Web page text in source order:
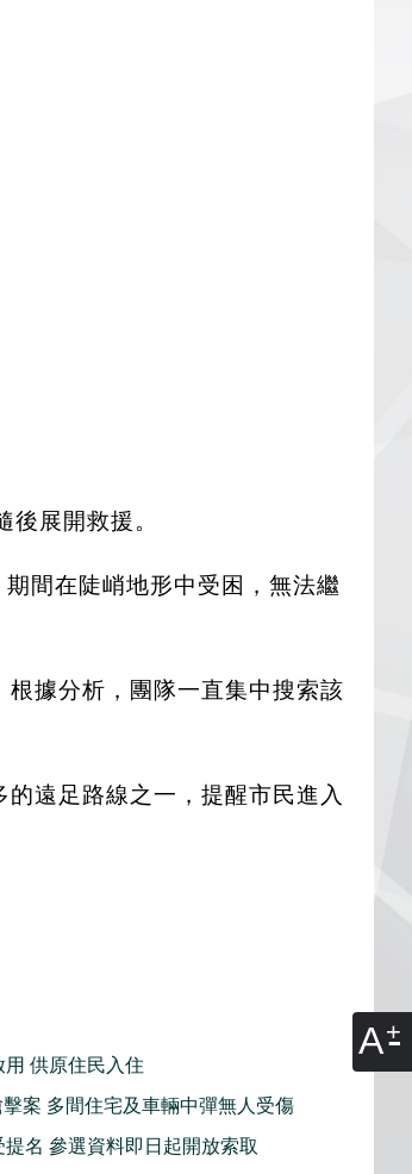
A
展開救援。
間在陡峭地形中受困，無法繼
據分析，團隊一直集中搜索該
遠足路線之一，提醒市民進入
供原住民入住
案 多間住宅及車輛中彈無人受傷
名 參選資料即日起開放索取